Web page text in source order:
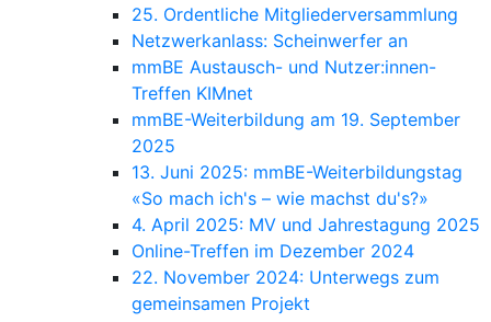
25. Ordentliche Mitgliederversammlung
Netzwerkanlass: Scheinwerfer an
mmBE Austausch- und Nutzer:innen-
Treffen KIMnet
mmBE-Weiterbildung am 19. September
2025
13. Juni 2025: mmBE-Weiterbildungstag
«So mach ich's – wie machst du's?»
4. April 2025: MV und Jahrestagung 2025
Online-Treffen im Dezember 2024
22. November 2024: Unterwegs zum
gemeinsamen Projekt